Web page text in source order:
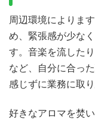
周辺環境によりま
め、緊張感が少な
す。音楽を流した
など、自分に合っ
感じずに業務に取
好きなアロマを焚